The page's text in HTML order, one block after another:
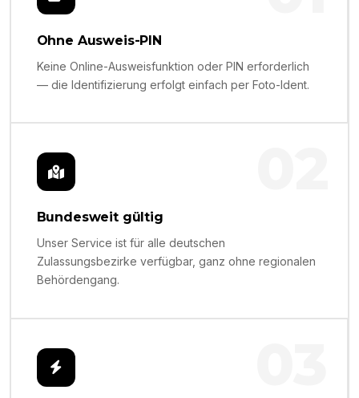
Ohne Ausweis-PIN
Keine Online-Ausweisfunktion oder PIN erforderlich
— die Identifizierung erfolgt einfach per Foto-Ident.
Bundesweit gültig
Unser Service ist für alle deutschen
Zulassungsbezirke verfügbar, ganz ohne regionalen
Behördengang.